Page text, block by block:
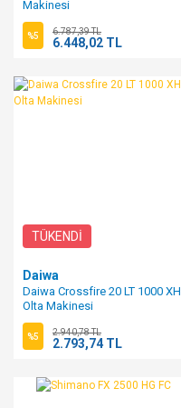
Makinesi
%5 6.787,39 TL
6.448,02 TL
TÜKENDİ
Daiwa
Daiwa Crossfire 20 LT 1000 XH
Olta Makinesi
%5 2.940,78 TL
2.793,74 TL